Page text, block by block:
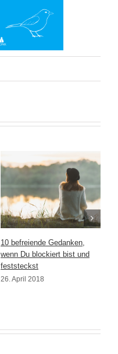
10 befreiende Gedanken,
wenn Du blockiert bist und
feststeckst
26. April 2018